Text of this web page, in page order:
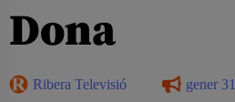
Dona
Ribera Televisió gener